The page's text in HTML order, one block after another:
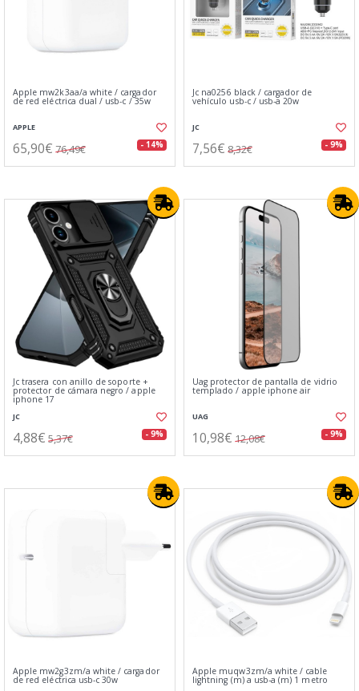
Apple mw2k3aa/a white / cargador
de red eléctrica dual / usb-c / 35w
APPLE
65,90€ 76,49€ - 14%
Jc na0256 black / cargador de
vehículo usb-c / usb-a 20w
JC
7,56€ 8,32€ - 9%
Jc trasera con anillo de soporte +
protector de cámara negro / apple
iphone 17
JC
4,88€ 5,37€ - 9%
Uag protector de pantalla de vidrio
templado / apple iphone air
UAG
10,98€ 12,08€ - 9%
Apple mw2g3zm/a white / cargador
de red eléctrica usb-c 30w
Apple muqw3zm/a white / cable
lightning (m) a usb-a (m) 1 metro